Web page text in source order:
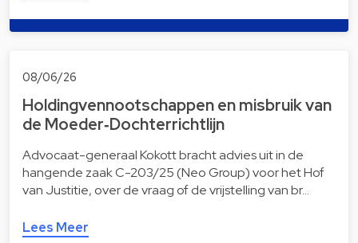
08/06/26
Holdingvennootschappen en misbruik van
de Moeder‑Dochterrichtlijn
Advocaat-generaal Kokott bracht advies uit in de
hangende zaak C-203/25 (Neo Group) voor het Hof
van Justitie, over de vraag of de vrijstelling van br…
Lees Meer